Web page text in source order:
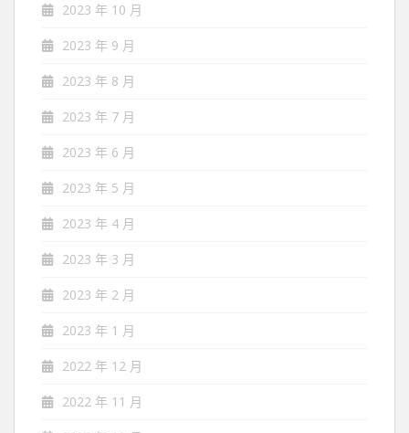
2023 年 10 月
2023 年 9 月
2023 年 8 月
2023 年 7 月
2023 年 6 月
2023 年 5 月
2023 年 4 月
2023 年 3 月
2023 年 2 月
2023 年 1 月
2022 年 12 月
2022 年 11 月